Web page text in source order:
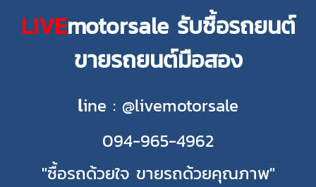
LIVEmotorsale รับซื้อรถยนต์
ขายรถยนต์มือสอง
line : @livemotorsale
094-965-4962
"ซื้อรถด้วยใจ ขายรถด้วยคุณภาพ"